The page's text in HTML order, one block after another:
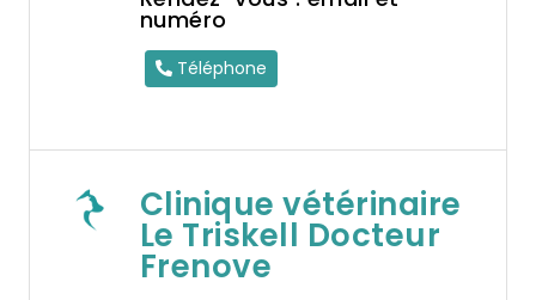
numéro
Téléphone
Clinique vétérinaire
Le Triskell Docteur
Frenove